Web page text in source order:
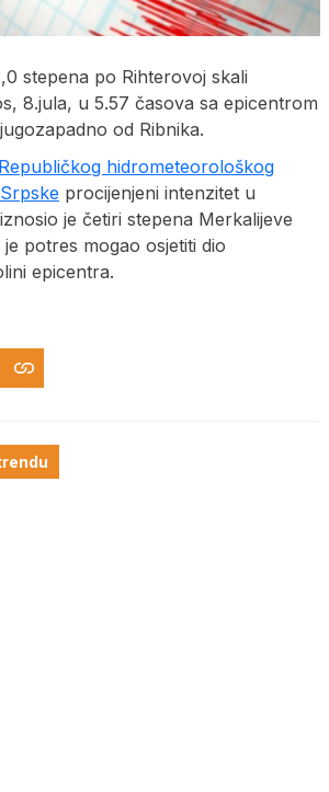
stepena po Rihterovoj skali
8.jula, u 5.57 časova sa epicentrom
od Ribnika.
Republičkog hidrometeorološkog
procijenjeni intenzitet u
je četiri stepena Merkalijeve
potres mogao osjetiti dio
epicentra.